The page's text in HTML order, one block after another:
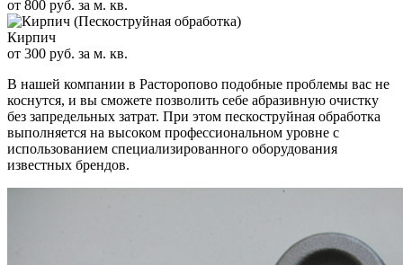
от 800 руб. за м. кв.
Кирпич
от 300 руб. за м. кв.
В нашей компании в Расторопово подобные проблемы вас не
коснутся, и вы сможете позволить себе абразивную очистку
без запредельных затрат. При этом пескоструйная обработка
выполняется на высоком профессиональном уровне с
использованием специализированного оборудования
известных брендов.